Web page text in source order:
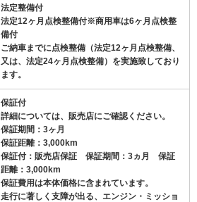
法定整備付
法定12ヶ月点検整備付※商用車は6ヶ月点検整
備付
ご納車までに点検整備（法定12ヶ月点検整備、
又は、法定24ヶ月点検整備）を実施致しており
ます。
保証付
詳細については、販売店にご確認ください。
保証期間：3ヶ月
保証距離：3,000km
保証付：販売店保証 保証期間：3ヵ月 保証
距離：3,000km
保証費用は本体価格に含まれています。
走行に著しく支障が出る、エンジン・ミッショ